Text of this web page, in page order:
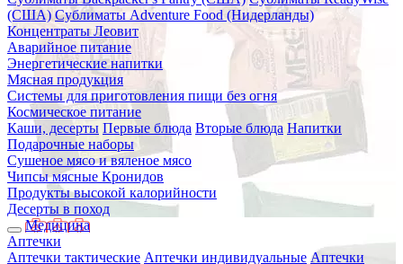
(США) Сублиматы Adventure Food (Нидерланды)
Концентраты Леовит
Аварийное питание
Энергетические напитки
Мясная продукция
Системы для приготовления пищи без огня
Космическое питание
Каши, десерты Первые блюда Вторые блюда Напитки
Подарочные наборы
Сушеное мясо и вяленое мясо
Чипсы мясные Кронидов
Продукты высокой калорийности
Десерты в поход
Медицина
Аптечки
Аптечки тактические Аптечки индивидуальные Аптечки